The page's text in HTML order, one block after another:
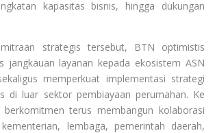
kapasitas bisnis, hingga dukungan
strategis tersebut, BTN optimistis
jangkauan layanan kepada ekosistem ASN
memperkuat implementasi strategi
di luar sektor pembiayaan perumahan. Ke
berkomitmen terus membangun kolaborasi
lembaga, pemerintah daerah,